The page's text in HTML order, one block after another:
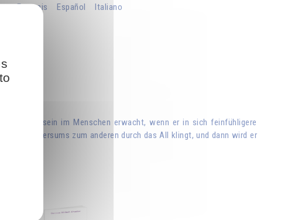
: Français Español Italiano
Bewusstsein im Menschen erwacht, wenn er in sich feinfühligere
des Universums zum anderen durch das All klingt, und dann wird er